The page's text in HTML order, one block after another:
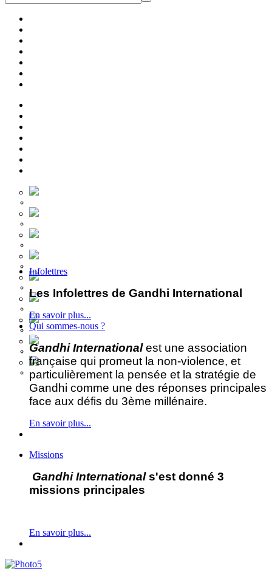
Infolettres
Les Infolettres de Gandhi International
En savoir plus...
Qui sommes-nous ?
Gandhi Internationalest une association
française qui promeut la non-violence, et
particulièrement la pensée et la stratégie de
Gandhi comme une des réponses principales
face aux défis du 3ème millénaire.
En savoir plus...
Missions
Gandhi Internationals'est donné 3
missions principales
En savoir plus...